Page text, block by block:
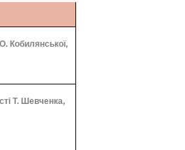
Кобилянської,
Т. Шевченка,